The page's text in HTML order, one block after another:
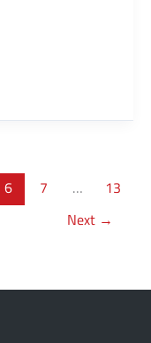
6 7 …
13
Next →